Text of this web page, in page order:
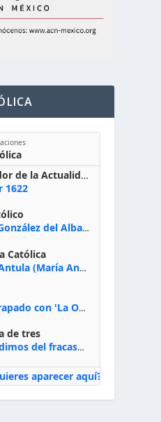
El Observador de la Actualidad
1622
José Ricardo González del Alba, artista sacro: «Yo oro, hablo con Dios, le pido al Espíritu Santo su inspiración y siempre pinto rezando el rosario para que sea Él quien actúe a través de mis manos»
Católica
Santa Mama Antula (María Antonia de Paz y Figueroa)
Tres horas atrapado con 'La Odisea' de Nolan
de tres
Lo que aprendimos del fracaso al emprender
aparecer aquí?